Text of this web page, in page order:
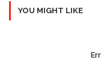
YOU MIGHT LIKE